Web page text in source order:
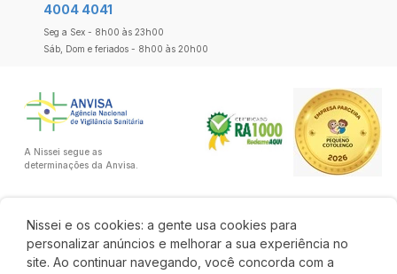
Nissei e os cookies: a gente usa cookies para
personalizar anúncios e melhorar a sua experiência no
site. Ao continuar navegando, você concorda com a
4004 4041
Seg a Sex - 8h00 às 23h00
Sáb, Dom e feriados - 8h00 às 20h00
A Nissei segue as
determinações da Anvisa.